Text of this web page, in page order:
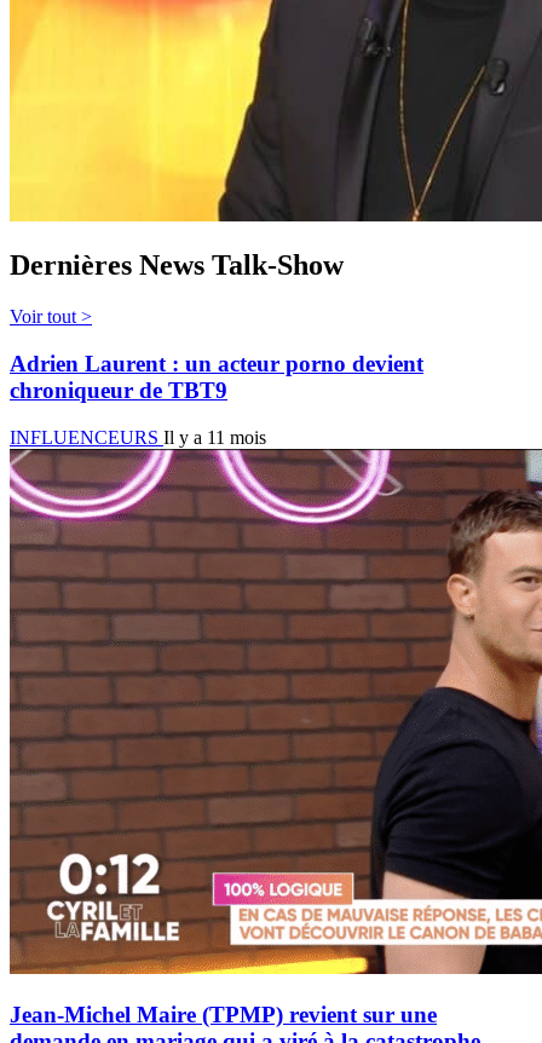
Dernières News Talk-Show
Voir tout >
Adrien Laurent : un acteur porno devient
chroniqueur de TBT9
INFLUENCEURS Il y a 11 mois
Jean-Michel Maire (TPMP) revient sur une